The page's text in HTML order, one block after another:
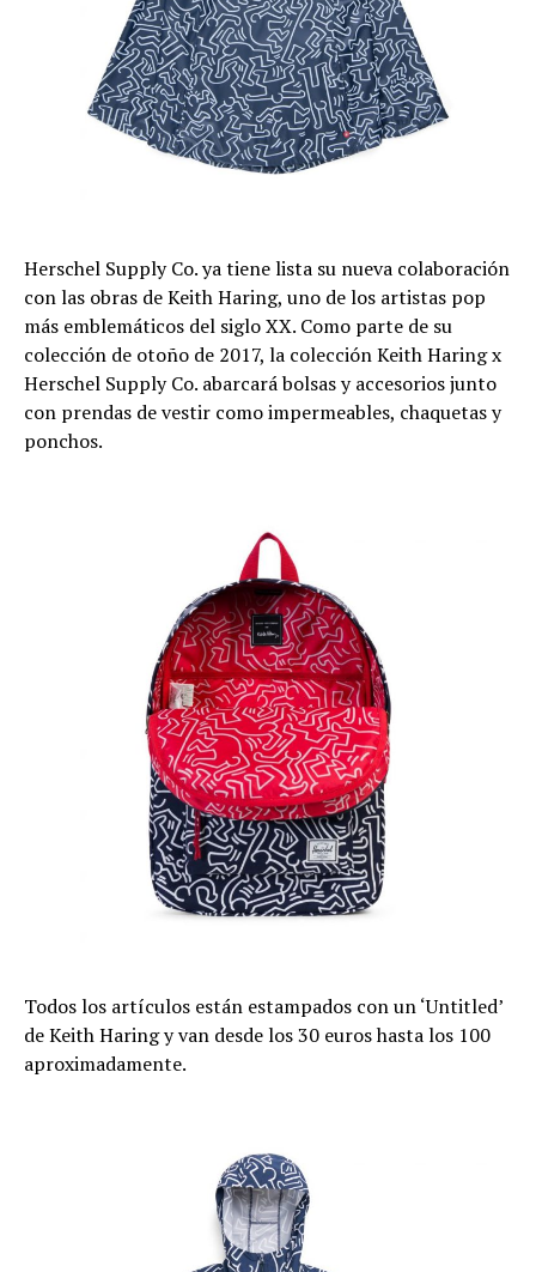
Herschel Supply Co. ya tiene lista su nueva colaboración
con las obras de Keith Haring, uno de los artistas pop
más emblemáticos del siglo XX. Como parte de su
colección de otoño de 2017, la colección Keith Haring x
Herschel Supply Co. abarcará bolsas y accesorios junto
con prendas de vestir como impermeables, chaquetas y
ponchos.
Todos los artículos están estampados con un ‘Untitled’
de Keith Haring y van desde los 30 euros hasta los 100
aproximadamente.